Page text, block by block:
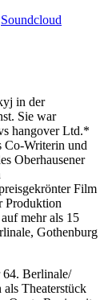
Soundcloud
in der
Sie war
hangover Ltd.*
Co-Writerin und
Oberhausener
Film
Produktion
mehr als 15
Gothenburg
Berlinale/
Theaterstück